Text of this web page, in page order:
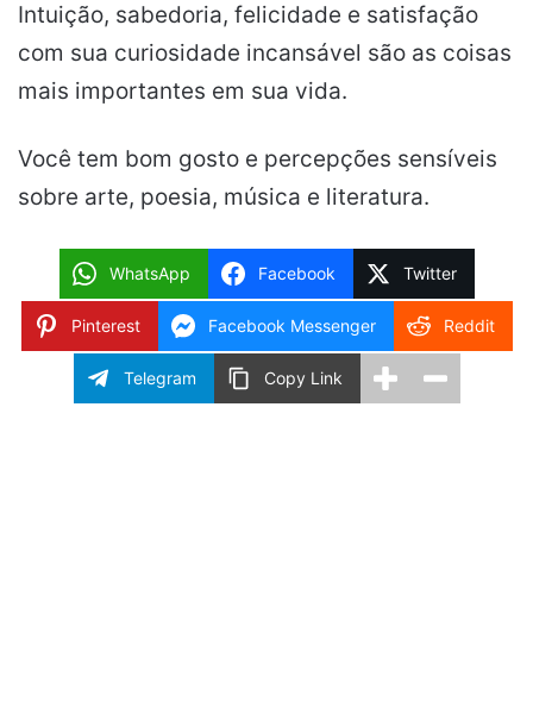
Intuição, sabedoria, felicidade e satisfação
com sua curiosidade incansável são as coisas
mais importantes em sua vida.
Você tem bom gosto e percepções sensíveis
sobre arte, poesia, música e literatura.
WhatsApp Facebook Twitter
Pinterest Facebook Messenger Reddit
Telegram Copy Link